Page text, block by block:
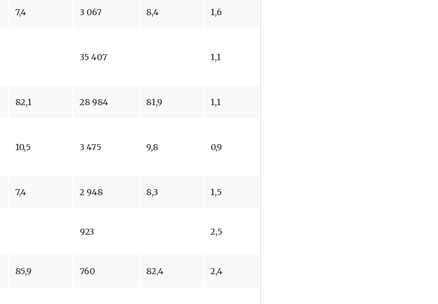
7,4 3 067 8,4 1,6
35 407 1,1
82,1 28 984 81,9 1,1
10,5 3 475 9,8 0,9
7,4 2 948 8,3 1,5
923 2,5
85,9 760 82,4 2,4